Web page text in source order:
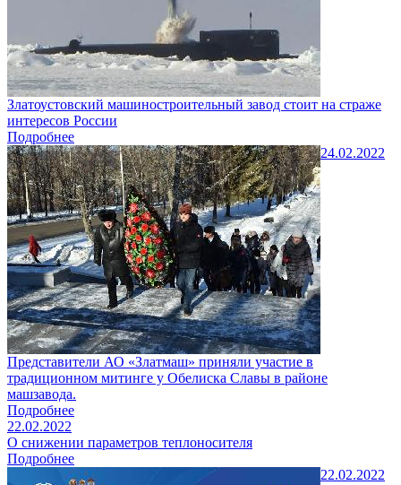
Златоустовский машиностроительный завод стоит на страже
интересов России
Подробнее
24.02.2022
Представители АО «Златмаш» приняли участие в
традиционном митинге у Обелиска Славы в районе
машзавода.
Подробнее
22.02.2022
О снижении параметров теплоносителя
Подробнее
22.02.2022